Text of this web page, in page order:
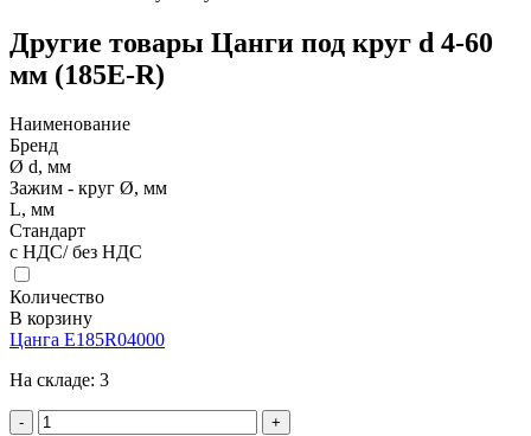
Другие товары Цанги под круг d 4-60
мм (185E-R)
Наименование
Бренд
Ø d, мм
Зажим - круг Ø, мм
L, мм
Стандарт
с НДС/ без НДС
Количество
В корзину
Цанга E185R04000
На складе: 3
- +